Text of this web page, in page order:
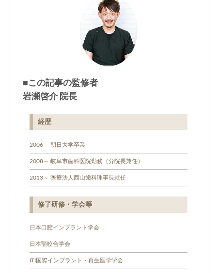
ちの子の歯並び大丈夫で
すか？」
■この記事の監修者
岩瀬啓介 院長
経歴
2006 朝日大学卒業
2008～ 岐阜市歯科医院勤務（分院長兼任）
2013～ 医療法人西山歯科理事長就任
修了研修・学会等
日本口腔インプラント学会
日本顎咬合学会
ITI国際インプラント・再生医学学会